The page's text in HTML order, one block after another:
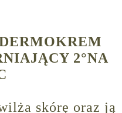
2°NA
skórę oraz ją